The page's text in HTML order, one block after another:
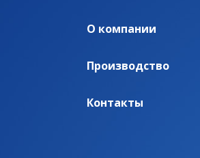
О компании
Производство
Контакты